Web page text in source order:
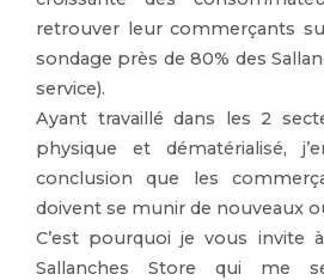
retrouver leur commerçants
sondage près de 80% des
service).
Ayant travaillé dans les 2
physique et dématérialisé,
conclusion que les
doivent se munir de nouveaux
C’est pourquoi je vous invite
Sallanches Store qui me